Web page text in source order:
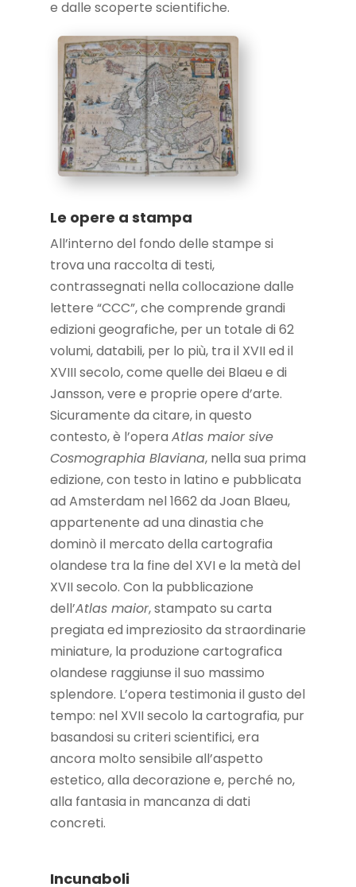
e dalle scoperte scientifiche.
Le opere a stampa
All’interno del fondo delle stampe si
trova una raccolta di testi,
contrassegnati nella collocazione dalle
lettere “CCC”, che comprende grandi
edizioni geografiche, per un totale di 62
volumi, databili, per lo più, tra il XVII ed il
XVIII secolo, come quelle dei Blaeu e di
Jansson, vere e proprie opere d’arte.
Sicuramente da citare, in questo
contesto, è l’opera Atlas maior sive
Cosmographia Blaviana, nella sua prima
edizione, con testo in latino e pubblicata
ad Amsterdam nel 1662 da Joan Blaeu,
appartenente ad una dinastia che
dominò il mercato della cartografia
olandese tra la fine del XVI e la metà del
XVII secolo. Con la pubblicazione
dell’Atlas maior, stampato su carta
pregiata ed impreziosito da straordinarie
miniature, la produzione cartografica
olandese raggiunse il suo massimo
splendore. L’opera testimonia il gusto del
tempo: nel XVII secolo la cartografia, pur
basandosi su criteri scientifici, era
ancora molto sensibile all’aspetto
estetico, alla decorazione e, perché no,
alla fantasia in mancanza di dati
concreti.
Incunaboli